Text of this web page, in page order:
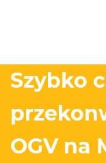
Szybko
OGV na